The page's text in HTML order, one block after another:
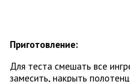
Приготовление:
Для теста смешать все
замесить, накрыть